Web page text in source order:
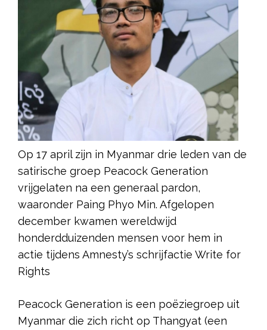
Op 17 april zijn in Myanmar drie leden van de
satirische groep Peacock Generation
vrijgelaten na een generaal pardon,
waaronder Paing Phyo Min. Afgelopen
december kwamen wereldwijd
honderdduizenden mensen voor hem in
actie tijdens Amnesty’s schrijfactie Write for
Rights
Peacock Generation is een poëziegroep uit
Myanmar die zich richt op Thangyat (een